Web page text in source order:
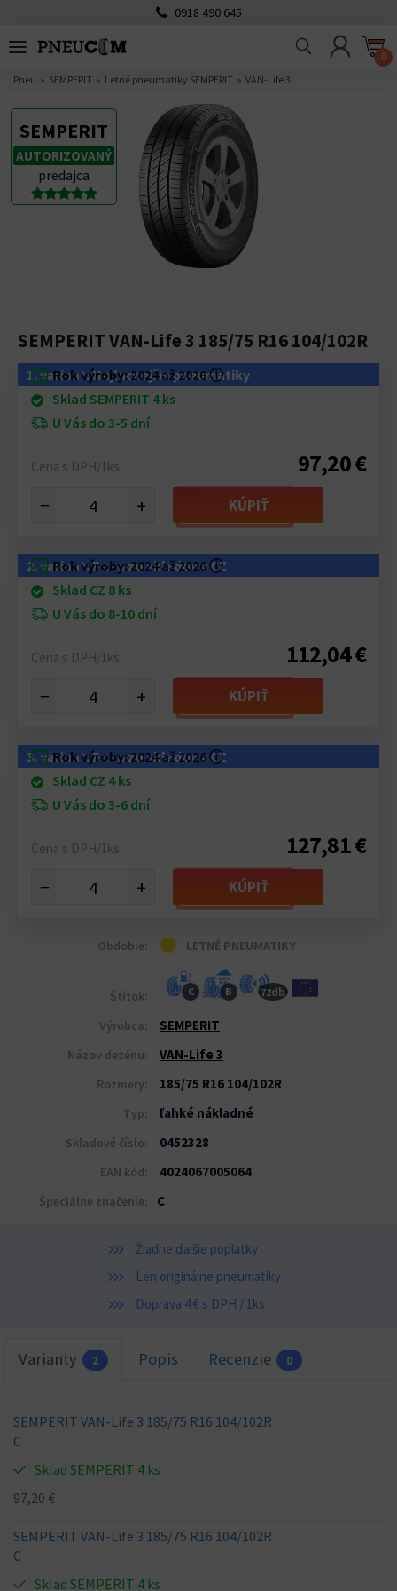
0918 490 645
0
Pneu SEMPERIT Letné pneumatiky SEMPERIT VAN-Life 3
SEMPERIT
AUTORIZOVANÝ
predajca
SEMPERIT VAN-Life 3 185/75 R16 104/102R
1. variant: Najlacnejšie pneumatiky
Rok výroby:2024 až 2026ⓘ
Sklad SEMPERIT 4 ks
U Vás do 3-5 dní
Cena s DPH/1ks 97,20 €
− + KÚPIŤ
2. variant: Pneu zo skladov v CZ
Rok výroby:2024 až 2026ⓘ
Sklad CZ 8 ks
U Vás do 8-10 dní
Cena s DPH/1ks 112,04 €
− + KÚPIŤ
3. variant: Pneu zo skladov v CZ
Rok výroby:2024 až 2026ⓘ
Sklad CZ 4 ks
U Vás do 3-6 dní
Cena s DPH/1ks 127,81 €
− + KÚPIŤ
Obdobie: LETNÉ PNEUMATIKY
Štítok: C B 72db
Výrobca: SEMPERIT
Názov dezénu: VAN-Life 3
Rozmery: 185/75 R16 104/102R
Typ: ľahké nákladné
Skladové číslo: 0452328
EAN kód: 4024067005064
Špeciálne značenie: C
Žiadne ďalšie poplatky
Len originálne pneumatiky
Doprava 4 € s DPH / 1ks
Varianty 2 Popis Recenzie 0
SEMPERIT VAN-Life 3 185/75 R16 104/102R
C
Sklad SEMPERIT 4 ks
97,20 €
SEMPERIT VAN-Life 3 185/75 R16 104/102R
C
Sklad SEMPERIT 4 ks